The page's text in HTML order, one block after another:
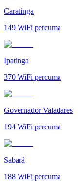
Caratinga
149 WiFi percuma
Ipatinga
370 WiFi percuma
Governador Valadares
194 WiFi percuma
Sabará
188 WiFi percuma